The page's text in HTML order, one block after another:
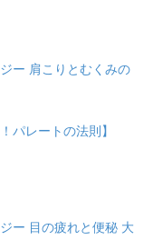
ー 肩こりとむくみの
パレートの法則】
ー 目の疲れと便秘 大